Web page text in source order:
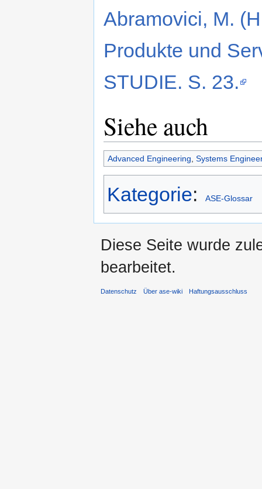
Abramovici, M.
Produkte und
STUDIE. S. 23.
Siehe auch
Advanced Engineering, Systems
Kategorie: ASE-Glossar
Diese Seite wurde
bearbeitet.
Datenschutz Über ase-wiki Haftungsausschluss